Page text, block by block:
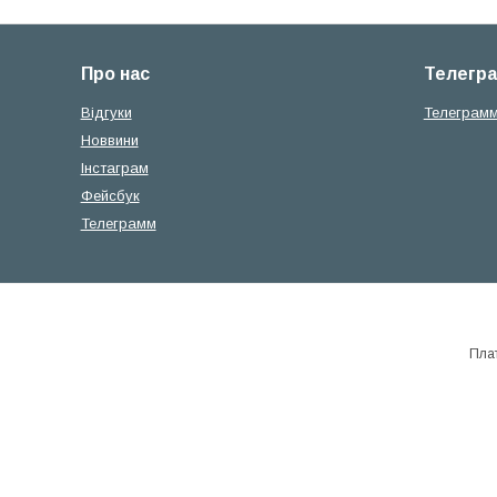
Про нас
Вiдгуки
Новвини
Iнстаграм
Фейсбук
Телеграмм
Телеграмм